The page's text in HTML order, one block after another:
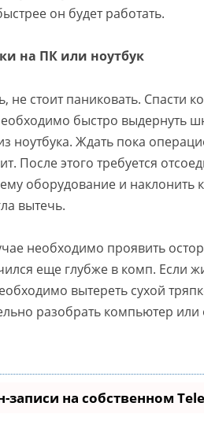
он будет работать.
на ПК или ноутбук
не стоит паниковать.
быстро выдернуть
ноутбука. Ждать пока
После этого требуется
оборудование и наклонить
вытечь.
необходимо проявить
еще глубже в комп. Если
вытереть сухой
разобрать компьютер или
записи на собственном